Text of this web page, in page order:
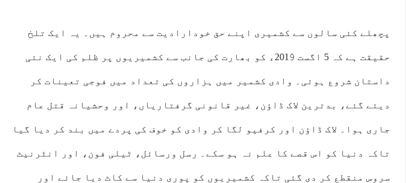
پچھلے کئی سالوں سے کشمیری اپنے حق خودارادیت سے محروم ہیں۔ یہ ایک تلخ
حقیقت ہے کہ 5 اگست 2019ٰء کو بھارت کی جانب سے کشمیریوں پر ظلم کی ایک نئی
داستان شروع ہوئی۔ وادی کشمیر میں ہزاروں کی تعداد میں فوجی تعینات کر
دیئے گئے، بدترین لاک ڈاؤن، غیر قانونی گرفتاریاں، اور وحشیانہ قتل عام
جاری ہوا۔ لاک ڈاؤن اور کرفیو لگا کر وادی کو خوف کی پردے میں بند کر دیا گیا
تاکہ دنیا کو اس قصے کا علم نہ ہو سکے۔ رسل ورسائل، ٹیلی فون، اور انٹرنیٹ
سروس منقطع کر دی گئی تاکہ کشمیریوں کو پوری دنیا سے کاٹ دیا جائے اور